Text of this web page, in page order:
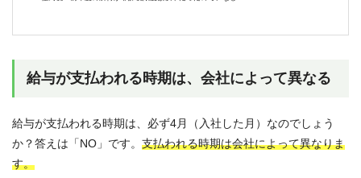
給与が支払われる時期は、会社によって異なる
給与が支払われる時期は、必ず4月（入社した月）なのでしょう
か？答えは「NO」です。 支払われる時期は会社によって異なりま
す。